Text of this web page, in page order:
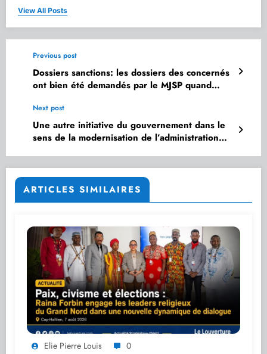
View All Posts
Previous post
Dossiers sanctions: les dossiers des concernés
ont bien été demandés par le MJSP quand
Next post
Une autre initiative du gouvernement dans le
sens de la modernisation de l’administration
ARTICLES SIMILAIRES
Elie Pierre Louis 0